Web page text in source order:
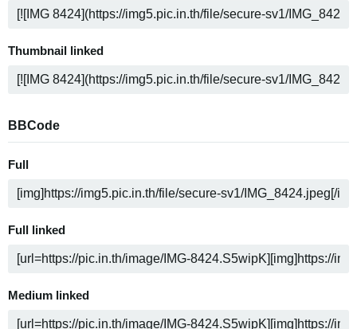
Thumbnail linked
BBCode
Full
Full linked
Medium linked